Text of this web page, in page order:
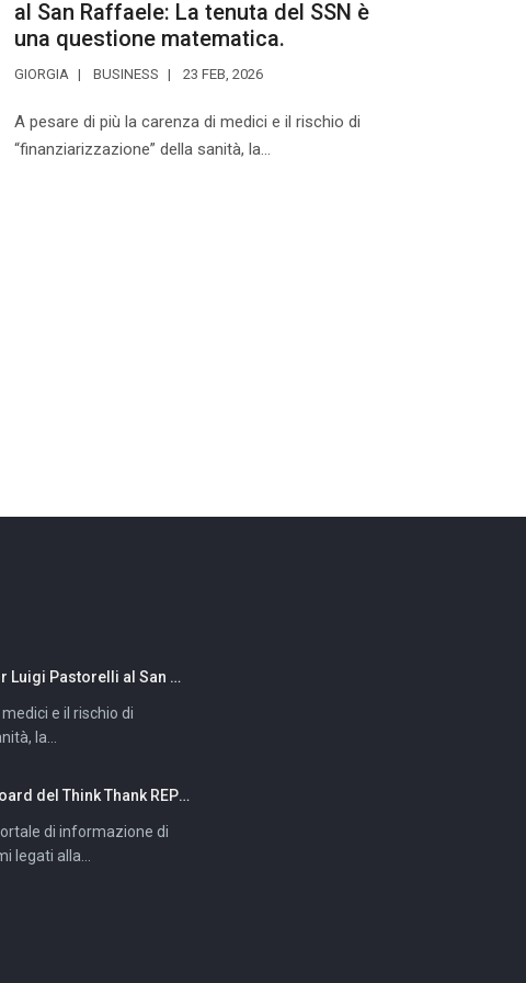
al San Raffaele: La tenuta del SSN è
una questione matematica.
GIORGIA BUSINESS 23 FEB, 2026
A pesare di più la carenza di medici e il rischio di
“finanziarizzazione” della sanità, la...
La tenuta del SSN è una questione matematica.
e il rischio di
la...
Thank REPORT DIFESA
di informazione di
legati alla...